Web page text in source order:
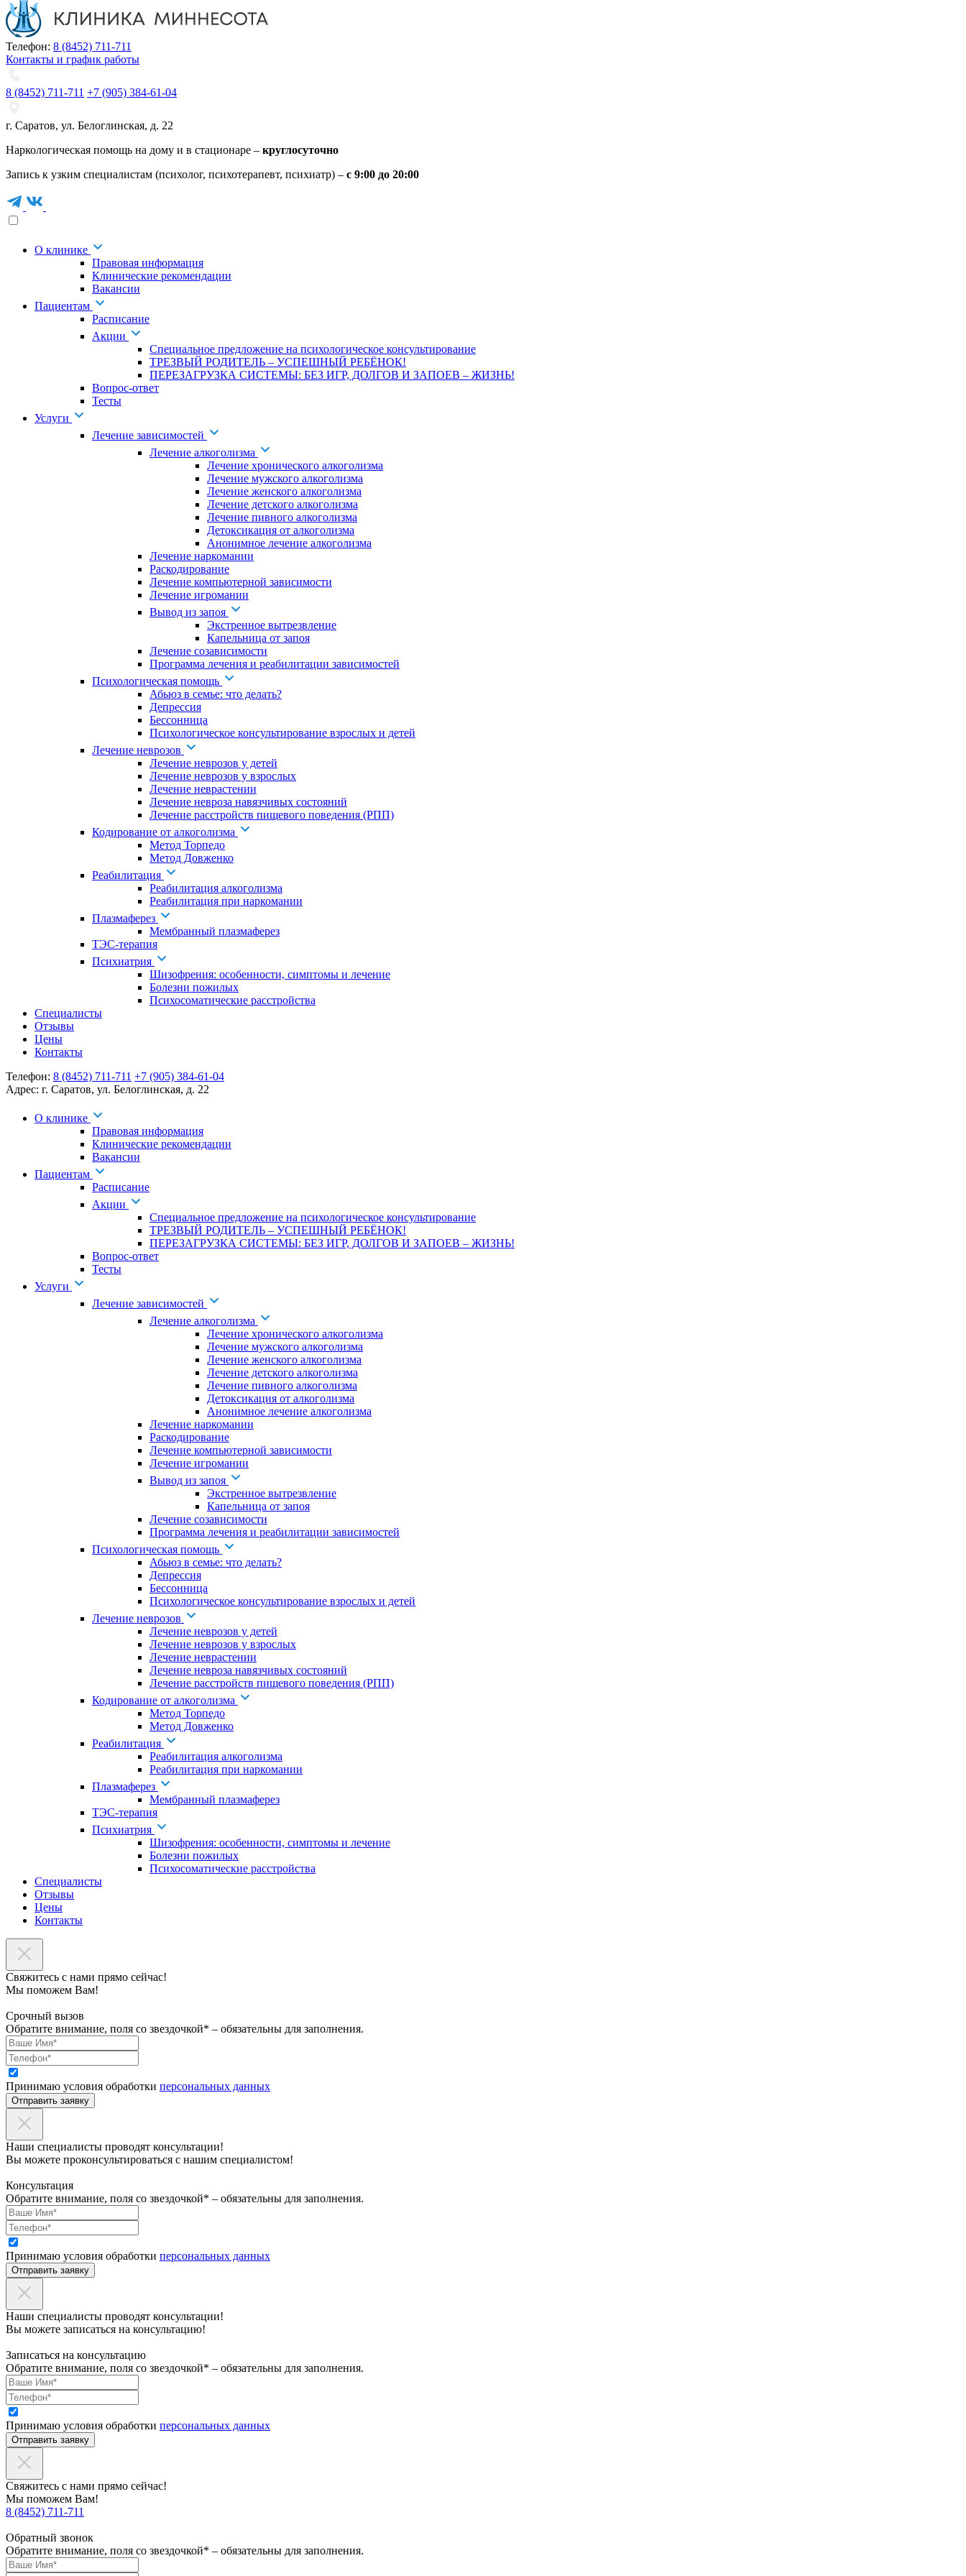
Телефон: 8 (8452) 711-711
Контакты и график работы
8 (8452) 711-711 +7 (905) 384-61-04
г. Саратов, ул. Белоглинская, д. 22
Наркологическая помощь на дому и в стационаре – круглосуточно
Запись к узким специалистам (психолог, психотерапевт, психиатр) – с 9:00 до 20:00
О клинике
Правовая информация
Клинические рекомендации
Вакансии
Пациентам
Расписание
Акции
Специальное предложение на психологическое консультирование
ТРЕЗВЫЙ РОДИТЕЛЬ – УСПЕШНЫЙ РЕБЁНОК!
ПЕРЕЗАГРУЗКА СИСТЕМЫ: БЕЗ ИГР, ДОЛГОВ И ЗАПОЕВ – ЖИЗНЬ!
Вопрос-ответ
Тесты
Услуги
Лечение зависимостей
Лечение алкоголизма
Лечение хронического алкоголизма
Лечение мужского алкоголизма
Лечение женского алкоголизма
Лечение детского алкоголизма
Лечение пивного алкоголизма
Детоксикация от алкоголизма
Анонимное лечение алкоголизма
Лечение наркомании
Раскодирование
Лечение компьютерной зависимости
Лечение игромании
Вывод из запоя
Экстренное вытрезвление
Капельница от запоя
Лечение созависимости
Программа лечения и реабилитации зависимостей
Психологическая помощь
Абьюз в семье: что делать?
Депрессия
Бессонница
Психологическое консультирование взрослых и детей
Лечение неврозов
Лечение неврозов у детей
Лечение неврозов у взрослых
Лечение неврастении
Лечение невроза навязчивых состояний
Лечение расстройств пищевого поведения (РПП)
Кодирование от алкоголизма
Метод Торпедо
Метод Довженко
Реабилитация
Реабилитация алкоголизма
Реабилитация при наркомании
Плазмаферез
Мембранный плазмаферез
ТЭС-терапия
Психиатрия
Шизофрения: особенности, симптомы и лечение
Болезни пожилых
Психосоматические расстройства
Специалисты
Отзывы
Цены
Контакты
Телефон: 8 (8452) 711-711 +7 (905) 384-61-04
Адрес: г. Саратов, ул. Белоглинская, д. 22
О клинике
Правовая информация
Клинические рекомендации
Вакансии
Пациентам
Расписание
Акции
Специальное предложение на психологическое консультирование
ТРЕЗВЫЙ РОДИТЕЛЬ – УСПЕШНЫЙ РЕБЁНОК!
ПЕРЕЗАГРУЗКА СИСТЕМЫ: БЕЗ ИГР, ДОЛГОВ И ЗАПОЕВ – ЖИЗНЬ!
Вопрос-ответ
Тесты
Услуги
Лечение зависимостей
Лечение алкоголизма
Лечение хронического алкоголизма
Лечение мужского алкоголизма
Лечение женского алкоголизма
Лечение детского алкоголизма
Лечение пивного алкоголизма
Детоксикация от алкоголизма
Анонимное лечение алкоголизма
Лечение наркомании
Раскодирование
Лечение компьютерной зависимости
Лечение игромании
Вывод из запоя
Экстренное вытрезвление
Капельница от запоя
Лечение созависимости
Программа лечения и реабилитации зависимостей
Психологическая помощь
Абьюз в семье: что делать?
Депрессия
Бессонница
Психологическое консультирование взрослых и детей
Лечение неврозов
Лечение неврозов у детей
Лечение неврозов у взрослых
Лечение неврастении
Лечение невроза навязчивых состояний
Лечение расстройств пищевого поведения (РПП)
Кодирование от алкоголизма
Метод Торпедо
Метод Довженко
Реабилитация
Реабилитация алкоголизма
Реабилитация при наркомании
Плазмаферез
Мембранный плазмаферез
ТЭС-терапия
Психиатрия
Шизофрения: особенности, симптомы и лечение
Болезни пожилых
Психосоматические расстройства
Специалисты
Отзывы
Цены
Контакты
Свяжитесь с нами прямо сейчас!
Мы поможем Вам!
Срочный вызов
Обратите внимание, поля со звездочкой* – обязательны для заполнения.
Принимаю условия обработки персональных данных
Отправить заявку
Наши специалисты проводят консультации!
Вы можете проконсультироваться с нашим специалистом!
Консультация
Обратите внимание, поля со звездочкой* – обязательны для заполнения.
Принимаю условия обработки персональных данных
Отправить заявку
Наши специалисты проводят консультации!
Вы можете записаться на консультацию!
Записаться на консультацию
Обратите внимание, поля со звездочкой* – обязательны для заполнения.
Принимаю условия обработки персональных данных
Отправить заявку
Свяжитесь с нами прямо сейчас!
Мы поможем Вам!
8 (8452) 711-711
Обратный звонок
Обратите внимание, поля со звездочкой* – обязательны для заполнения.